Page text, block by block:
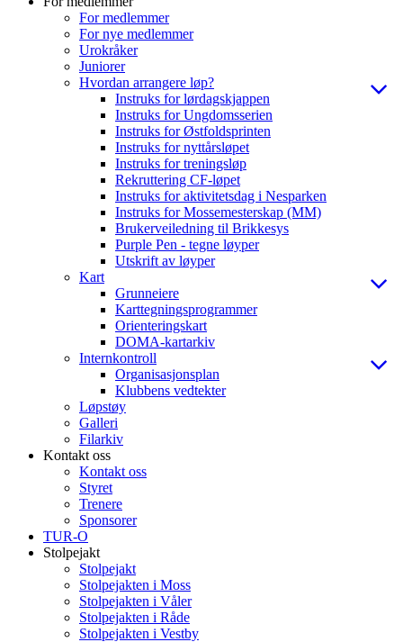
For medlemmer
For nye medlemmer
Urokråker
Juniorer
Hvordan arrangere løp?
Instruks for lørdagskjappen
Instruks for Ungdomsserien
Instruks for Østfoldsprinten
Instruks for nyttårsløpet
Instruks for treningsløp
Rekruttering CF-løpet
Instruks for aktivitetsdag i Nesparken
Instruks for Mossemesterskap (MM)
Brukerveiledning til Brikkesys
Purple Pen - tegne løyper
Utskrift av løyper
Kart
Grunneiere
Karttegningsprogrammer
Orienteringskart
DOMA-kartarkiv
Internkontroll
Organisasjonsplan
Klubbens vedtekter
Løpstøy
Galleri
Filarkiv
Kontakt oss
Kontakt oss
Styret
Trenere
Sponsorer
TUR-O
Stolpejakt
Stolpejakt
Stolpejakten i Moss
Stolpejakten i Våler
Stolpejakten i Råde
Stolpejakten i Vestby